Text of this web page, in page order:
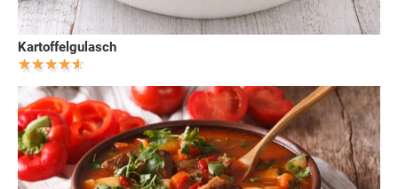
Kartoffelgulasch